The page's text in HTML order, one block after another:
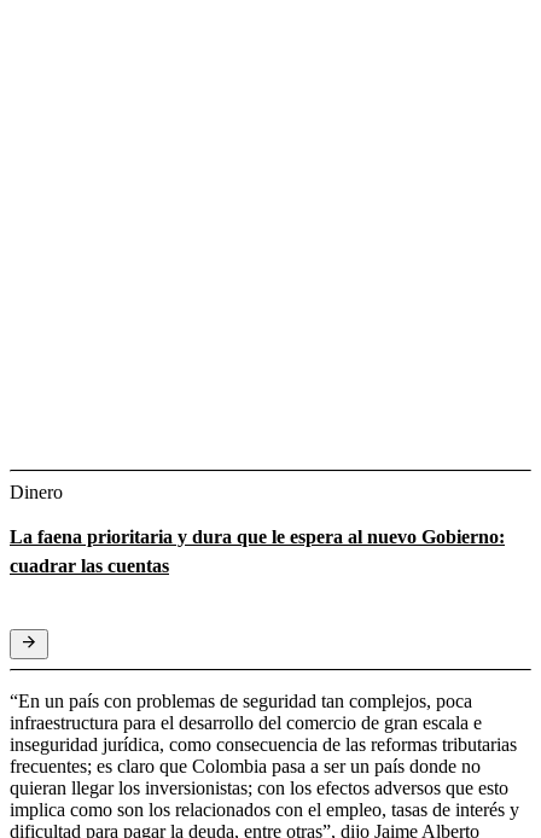
Dinero
La faena prioritaria y dura que le espera al nuevo Gobierno:
cuadrar las cuentas
“En un país con problemas de seguridad tan complejos, poca
infraestructura para el desarrollo del comercio de gran escala e
inseguridad jurídica, como consecuencia de las reformas tributarias
frecuentes; es claro que Colombia pasa a ser un país donde no
quieran llegar los inversionistas; con los efectos adversos que esto
implica como son los relacionados con el empleo, tasas de interés y
dificultad para pagar la deuda, entre otras”, dijo Jaime Alberto